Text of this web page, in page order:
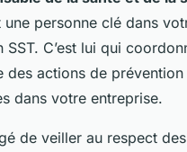
une personne clé dans
SST. C’est lui qui
des actions de
dans votre entreprise.
de veiller au respect